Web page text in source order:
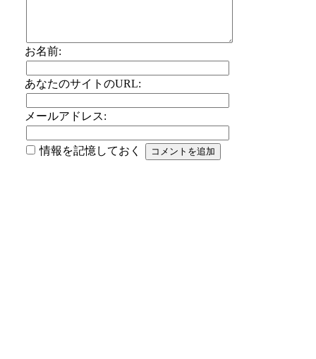
お名前:
あなたのサイトのURL:
メールアドレス:
情報を記憶しておく